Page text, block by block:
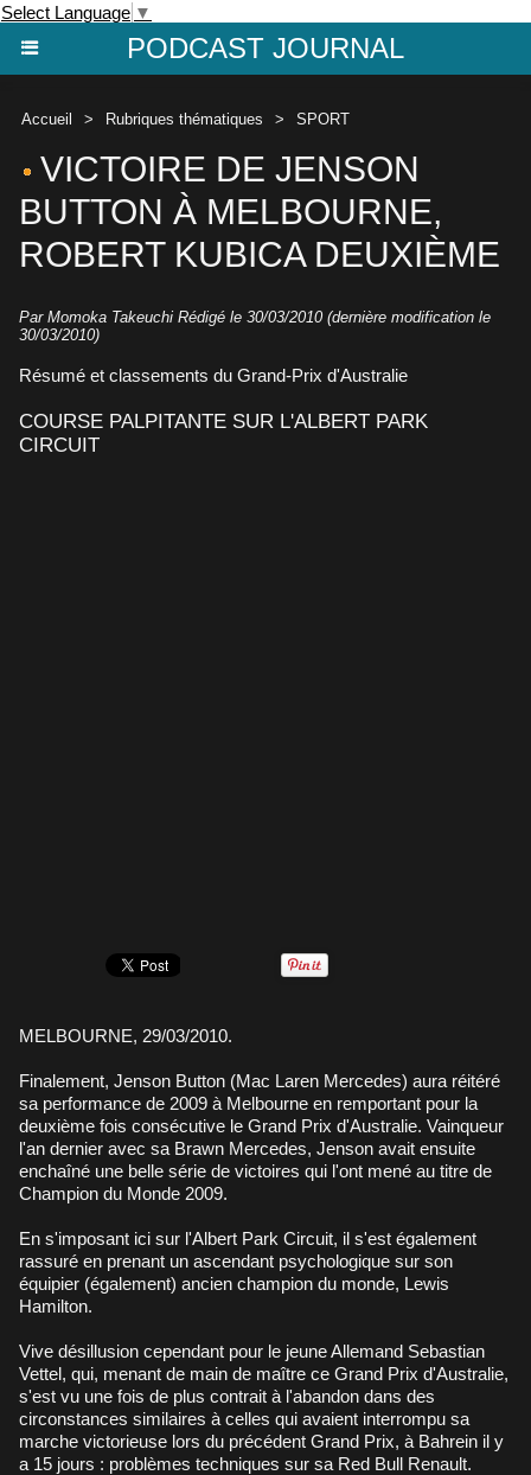
Select Language ▼
PODCAST JOURNAL
Accueil > Rubriques thématiques > SPORT
VICTOIRE DE JENSON
BUTTON À MELBOURNE,
ROBERT KUBICA DEUXIÈME
Par Momoka Takeuchi Rédigé le 30/03/2010 (dernière modification le
30/03/2010)
Résumé et classements du Grand-Prix d'Australie
COURSE PALPITANTE SUR L'ALBERT PARK
CIRCUIT
MELBOURNE, 29/03/2010.
Finalement, Jenson Button (Mac Laren Mercedes) aura réitéré
sa performance de 2009 à Melbourne en remportant pour la
deuxième fois consécutive le Grand Prix d'Australie. Vainqueur
l'an dernier avec sa Brawn Mercedes, Jenson avait ensuite
enchaîné une belle série de victoires qui l'ont mené au titre de
Champion du Monde 2009.
En s'imposant ici sur l'Albert Park Circuit, il s'est également
rassuré en prenant un ascendant psychologique sur son
équipier (également) ancien champion du monde, Lewis
Hamilton.
Vive désillusion cependant pour le jeune Allemand Sebastian
Vettel, qui, menant de main de maître ce Grand Prix d'Australie,
s'est vu une fois de plus contrait à l'abandon dans des
circonstances similaires à celles qui avaient interrompu sa
marche victorieuse lors du précédent Grand Prix, à Bahrein il y
a 15 jours : problèmes techniques sur sa Red Bull Renault.